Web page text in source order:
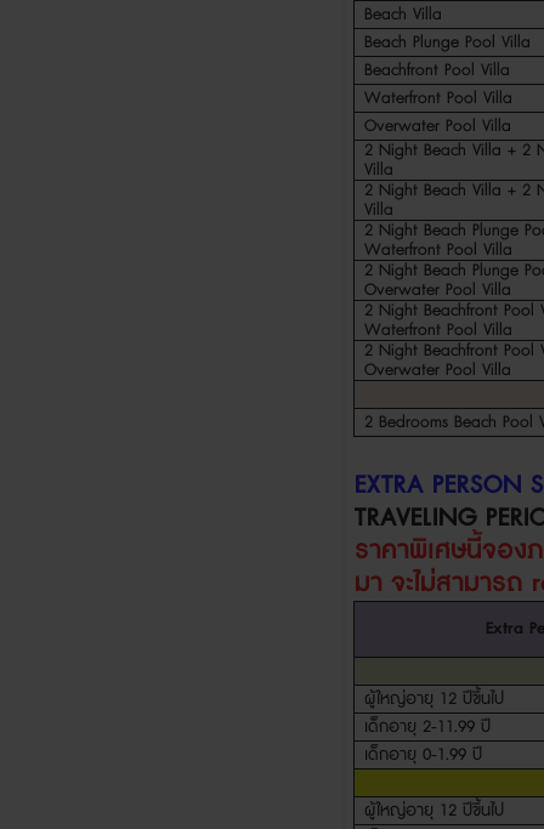
Beach Villa
Beach Plunge Pool Villa
Beachfront Pool Villa
Waterfront Pool Villa
Overwater Pool Villa
2 Night Beach Villa + 2
Villa
2 Night Beach Villa + 2
Villa
2 Night Beach Plunge
Waterfront Pool Villa
2 Night Beach Plunge
Overwater Pool Villa
2 Night Beachfront Pool
Waterfront Pool Villa
2 Night Beachfront Pool
Overwater Pool Villa
2 Bedrooms Beach Pool
EXTRA PERSON
TRAVELING
ราคาพิเศษนี้จอง
มา จะไม่สามารถ
Extra
ผู้ใหญ่อายุ 12 ปีขึ้นไป
เด็กอายุ 2-11.99 ปี
เด็กอายุ 0-1.99 ปี
ผู้ใหญ่อายุ 12 ปีขึ้นไป